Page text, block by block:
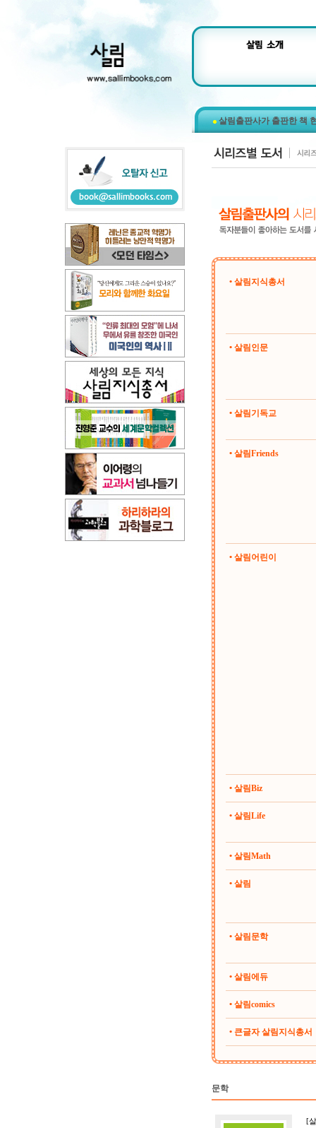
살림출판사가 출판한 책
• 살림지식총서
• 살림인문
• 살림기독교
• 살림Friends
• 살림어린이
• 살림Biz
• 살림Life
• 살림Math
• 살림
• 살림문학
• 살림에듀
• 살림comics
• 큰글자 살림지식총서
문학
[